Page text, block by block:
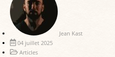
Jean Kast
04 juillet 2025
Articles